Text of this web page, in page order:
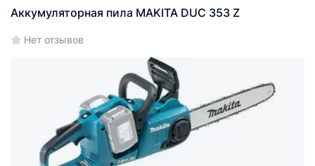
Аккумуляторная пила MAKITA DUC 353 Z
Нет отзывов